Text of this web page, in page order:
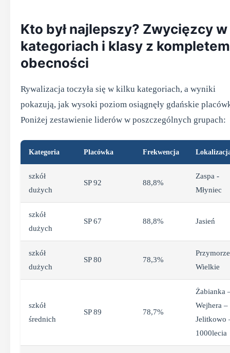
Kto był najlepszy? Zwycięzcy w
kategoriach i klasy z kompletem
obecności
Rywalizacja toczyła się w kilku kategoriach, a wyniki
pokazują, jak wysoki poziom osiągnęły gdańskie
Poniżej zestawienie liderów w poszczególnych grupach:
Kategoria Placówka Frekwencja
szkół
dużych
SP 92 88,8%
Zaspa -
Młyniec
szkół
dużych
SP 67 88,8% Jasień
szkół
dużych
SP 80 78,3%
Przymorze
Wielkie
szkół
średnich
SP 89 78,7%
Żabianka
Wejhera –
Jelitkowo
1000lecia